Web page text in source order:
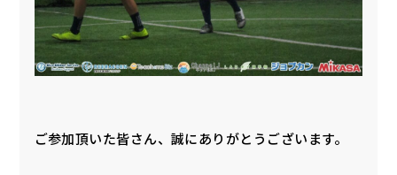
ご参加頂いた皆さん、誠にありがとうございます。